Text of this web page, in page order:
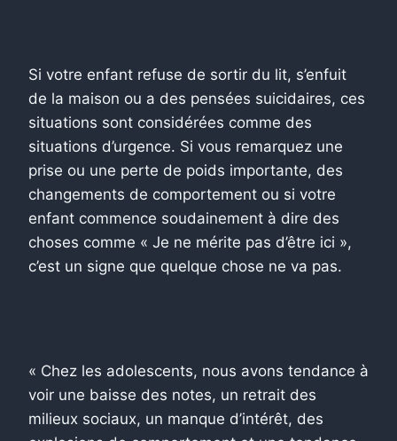
Si votre enfant refuse de sortir du lit, s’enfuit
de la maison ou a des pensées suicidaires, ces
situations sont considérées comme des
situations d’urgence. Si vous remarquez une
prise ou une perte de poids importante, des
changements de comportement ou si votre
enfant commence soudainement à dire des
choses comme « Je ne mérite pas d’être ici »,
c’est un signe que quelque chose ne va pas.
« Chez les adolescents, nous avons tendance à
voir une baisse des notes, un retrait des
milieux sociaux, un manque d’intérêt, des